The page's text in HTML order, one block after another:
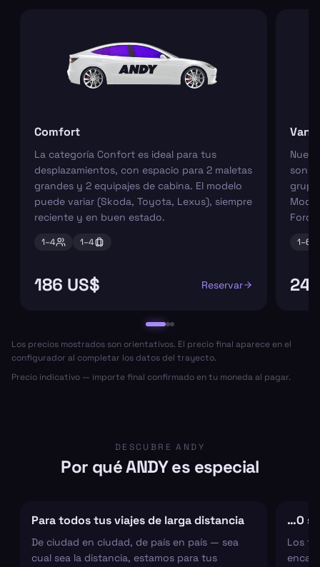
Comfort
La categoría Confort es ideal para tus
desplazamientos, con espacio para 2 maletas
grandes y 2 equipajes de cabina. El modelo
puede variar (Skoda, Toyota, Lexus), siempre
reciente y en buen estado.
1–4 1–4
186 US$ Reservar
Van
son
Ford
1–6
Los precios mostrados son orientativos. El precio final aparece en el
configurador al completar los datos del trayecto.
Precio indicativo — importe final confirmado en tu moneda al pagar.
DESCUBRE ANDY
Por qué ANDY es especial
Para todos tus viajes de larga distancia
De ciudad en ciudad, de país en país — sea
cual sea la distancia, estamos para tus
…O
Los